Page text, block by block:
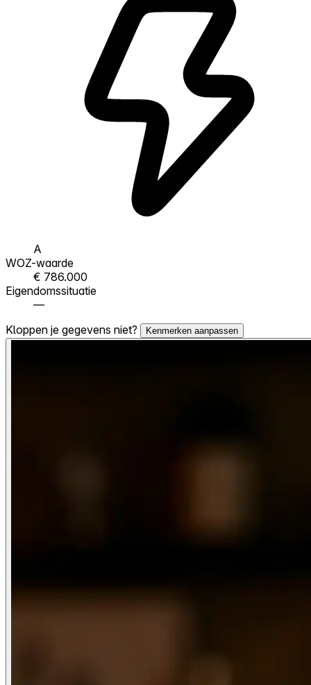
A
WOZ-waarde
€ 786.000
Eigendomssituatie
—
Kloppen je gegevens niet?
Kenmerken aanpassen